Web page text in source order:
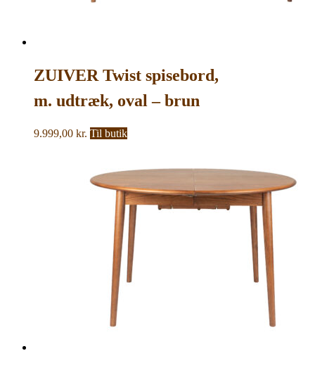
ZUIVER Twist spisebord,
m. udtræk, oval – brun
valnøddefinér (240×90)
9.999,00 kr. Til butik